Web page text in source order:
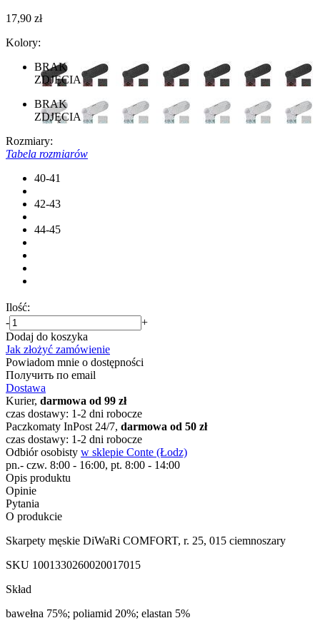
17,90 zł
Kolory:
BRAK
ZDJĘCIA
BRAK
ZDJĘCIA
Rozmiary:
Tabela rozmiarów
40-41
42-43
44-45
Ilość:
-
+
Dodaj do koszyka
Jak złożyć zamówienie
Powiadom mnie o dostępności
Получить по email
Dostawa
Kurier, darmowa od 99 zł
czas dostawy: 1-2 dni robocze
Paczkomaty InPost 24/7, darmowa od 50 zł
czas dostawy: 1-2 dni robocze
Odbiór osobisty w sklepie Conte (Łodz)
pn.- czw. 8:00 - 16:00, pt. 8:00 - 14:00
Opis produktu
Opinie
Pytania
O produkcie
Skarpety męskie DiWaRi COMFORT, r. 25, 015 ciemnoszary
SKU 1001330260020017015
Skład
bawełna 75%; poliamid 20%; elastan 5%